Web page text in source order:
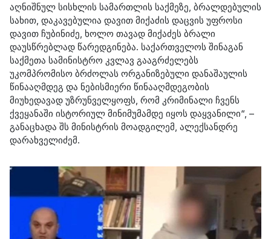
აღნიშნულ სისხლის სამართლის საქმეზე, ბრალდებულის
სახით, დაკავებულია დავით მიქაძის დაცვის უფროსი
დავით ჩუბინიძე, ხოლო თავად მიქაძეს ბრალი
დაუსწრებლად წარედგინება. საქართველოს შინაგან
საქმეთა სამინისტრო კვლავ გააგრძელებს
უკომპრომისო ბრძოლას ორგანიზებული დანაშაულის
წინააღმდეგ და ნებისმიერი წინააღმდეგობის
მიუხედავად უზრუნველყოფს, რომ კრიმინალი ჩვენს
ქვეყანაში ისტორიულ მინიმუმამდე იყოს დაყვანილი“, –
განაცხადა შს მინისტრის მოადგილემ, ალექსანდრე
დარახველიძემ.